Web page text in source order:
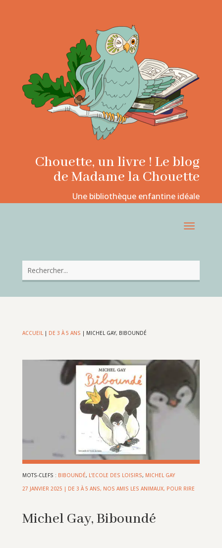
Chouette, un livre ! Le blog
de Madame la Chouette
Une bibliothèque enfantine idéale
ACCUEIL| DE 3 À 5 ANS | MICHEL GAY, BIBOUNDÉ
MOTS-CLEFS : BIBOUNDÉ, L’ECOLE DES LOISIRS, MICHEL GAY
27 JANVIER 2025 | DE 3 À 5 ANS, NOS AMIS LES ANIMAUX, POUR RIRE
Michel Gay, Biboundé